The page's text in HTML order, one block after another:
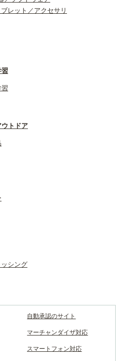
レット／アクセサリ
習
習
ウトドア
シング
自動承認のサイト
マーチャンダイザ対応
スマートフォン対応